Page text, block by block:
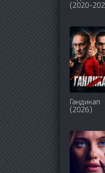
(2020-
Гандикап
(2026)